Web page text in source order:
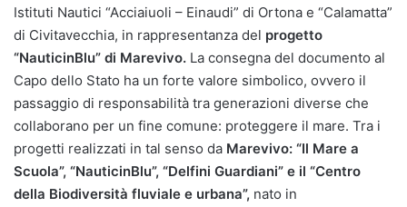
Istituti Nautici “Acciaiuoli – Einaudi” di Ortona e “Calamatta”
di Civitavecchia, in rappresentanza del progetto
“NauticinBlu” di Marevivo. La consegna del documento al
Capo dello Stato ha un forte valore simbolico, ovvero il
passaggio di responsabilità tra generazioni diverse che
collaborano per un fine comune: proteggere il mare. Tra i
progetti realizzati in tal senso da Marevivo: “Il Mare a
Scuola”, “NauticinBlu”, “Delfini Guardiani” e il “Centro
della Biodiversità fluviale e urbana”, nato in